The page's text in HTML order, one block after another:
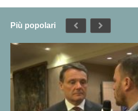
Più popolari